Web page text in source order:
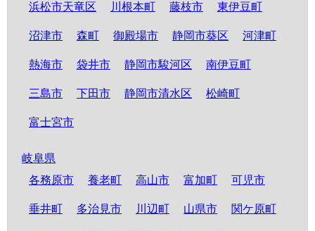
浜松市天竜区 川根本町 藤枝市 東伊豆町
沼津市 森町 御殿場市 静岡市葵区 河津町
熱海市 袋井市 静岡市駿河区 南伊豆町
三島市 下田市 静岡市清水区 松崎町
富士宮市
岐阜県
各務原市
養老町 高山市 富加町 可児市
垂井町 多治見市 川辺町 山県市 関ケ原町